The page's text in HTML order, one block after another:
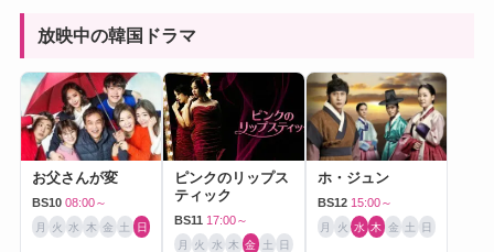
放映中の韓国ドラマ
お父さんが変
BS10 08:00～
月 火 水 木 金 土 日
ピンクのリップス
ティック
BS11 17:00～
月 火 水 木 金 土 日
ホ・ジュン
BS12 15:00～
月 火 水 木 金 土 日